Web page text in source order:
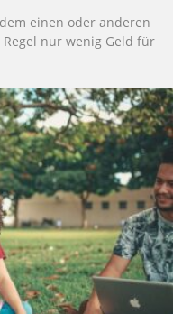
einen oder anderen
nur wenig Geld für